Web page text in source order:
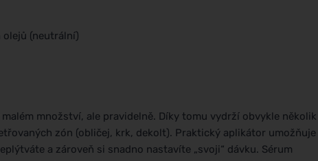
(neutrální)
množství, ale pravidelně. Díky tomu vydrží obvykle několik
zón (obličej, krk, dekolt). Praktický aplikátor umožňuje
a zároveň si snadno nastavíte „svoji“ dávku. Sérum